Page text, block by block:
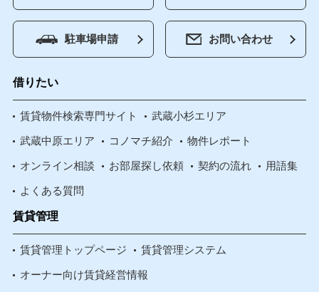
駐車場申請 お問い合わせ
借りたい
賃貸物件検索専門サイト 武蔵小杉エリア
武蔵中原エリア コノマチ紹介 物件レポート
オンライン相談 お部屋探し依頼 契約の流れ 用語集
よくある質問
賃貸管理
賃貸管理トップページ 賃貸管理システム
オーナー向け賃貸経営情報